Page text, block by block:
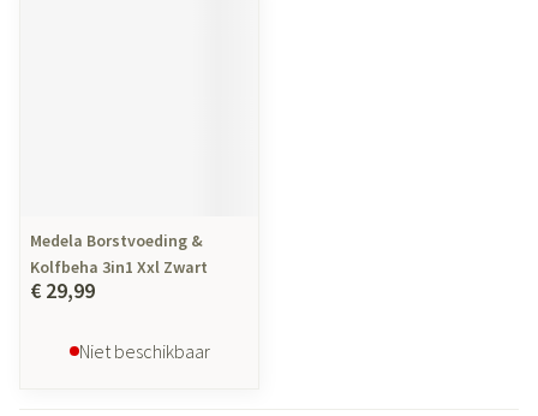
Medela Borstvoeding &
Kolfbeha 3in1 Xxl Zwart
€ 29,99
Niet beschikbaar